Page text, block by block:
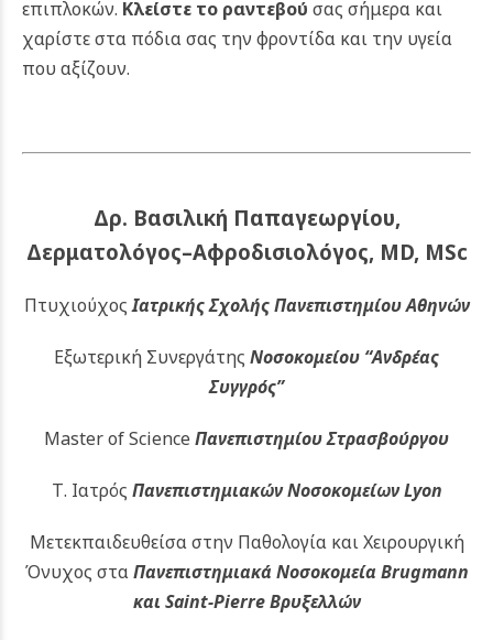
επιπλοκών. Κλείστε το ραντεβού σας σήμερα και
χαρίστε στα πόδια σας την φροντίδα και την υγεία
που αξίζουν.
Δρ. Βασιλική Παπαγεωργίου,
Δερματολόγος–Αφροδισιολόγος, MD, MSc
ΠτυχιούχοςΙατρικής Σχολής Πανεπιστημίου Αθηνών
Εξωτερική Συνεργάτης Νοσοκομείου “Ανδρέας
Συγγρός”
Master of Science Πανεπιστημίου Στρασβούργου
Τ. Ιατρός Πανεπιστημιακών Νοσοκομείων Lyon
Μετεκπαιδευθείσα στην Παθολογία και Χειρουργική
Όνυχος σταΠανεπιστημιακά Νοσοκομεία Brugmann
και Saint-Pierre Βρυξελλών